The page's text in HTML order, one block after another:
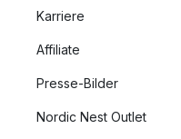
Karriere
Affiliate
Presse-Bilder
Nordic Nest Outlet